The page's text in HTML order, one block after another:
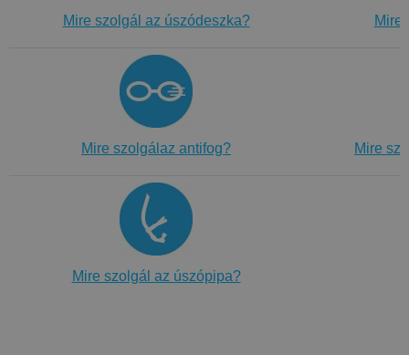
Mire szolgál az úszódeszka? Mire
Mire szolgálaz antifog? Mire
Mire szolgál az úszópipa?